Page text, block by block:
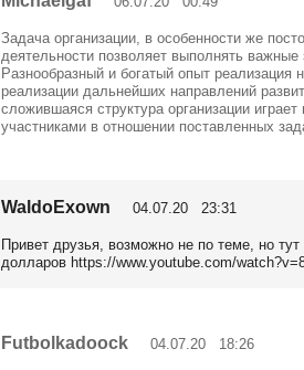
Задача организации, в особенности же
деятельности позволяет выполнять важные
Разнообразный и богатый опыт реализация
реализации дальнейших направлений
сложившаяся структура организации
участниками в отношении поставленных
WaldoExown 04.07.20 23:31
Привет друзья, возможно не по теме, но
долларов https://www.youtube.com/
Futbolkadoock 04.07.20 18:26